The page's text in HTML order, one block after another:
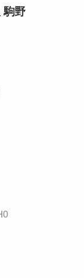
駒野